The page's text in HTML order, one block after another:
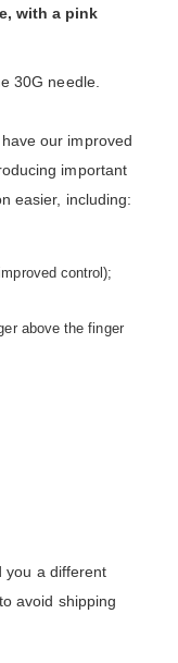
with a pink
30G needle.
our improved
important
easier, including:
control);
above the finger
you a different
avoid shipping